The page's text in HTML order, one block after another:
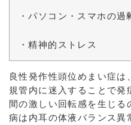
・パソコン・スマホの過
・精神的ストレス
良性発作性頭位めまい症
規管内に迷入することで
間の激しい回転感を生じ
病は内耳の体液バランス異